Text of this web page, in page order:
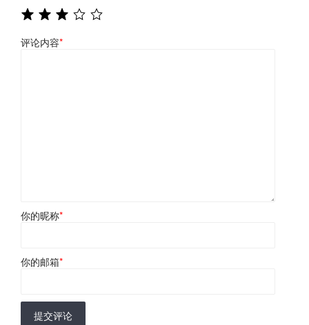
评论内容*
你的昵称*
你的邮箱*
提交评论